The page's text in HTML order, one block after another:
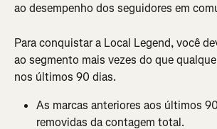
ao desempenho dos seguidores em
Para conquistar a Local Legend, você
ao segmento mais vezes do que
nos últimos 90 dias.
As marcas anteriores aos últimos
removidas da contagem total.